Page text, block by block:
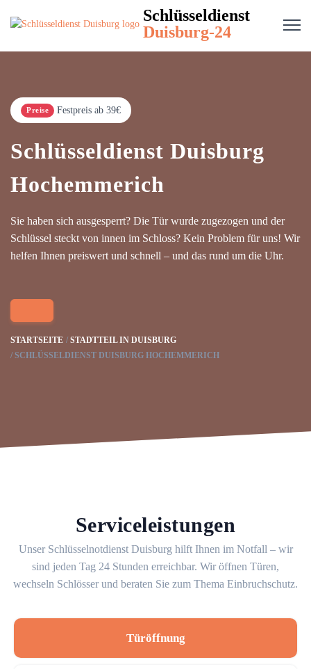
Schlüsseldienst
Duisburg-24
Preise Festpreis ab 39€
Schlüsseldienst Duisburg
Hochemmerich
Sie haben sich ausgesperrt? Die Tür wurde zugezogen und der
Schlüssel steckt von innen im Schloss? Kein Problem für uns! Wir
helfen Ihnen preiswert und schnell – und das rund um die Uhr.
STARTSEITE
STADTTEIL IN DUISBURG
SCHLÜSSELDIENST DUISBURG HOCHEMMERICH
Serviceleistungen
Unser Schlüsselnotdienst Duisburg hilft Ihnen im Notfall – wir
sind jeden Tag 24 Stunden erreichbar. Wir öffnen Türen,
wechseln Schlösser und beraten Sie zum Thema Einbruchschutz.
Türöffnung